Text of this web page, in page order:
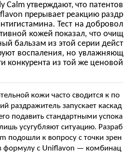
Calm утверждают, что патентов
прерывает реакцию раздр
Тест на добровол
кожей показал, что очищ
бальзам из этой серии дейст
воспаления, но увлажняющ
конкурента из той же ценовой
кожи часто сводится к по
раздражитель запускает каскад
подавить стандартными успока
усугубляют ситуацию. Разраб
подошли к вопросу с точки зрен
формулу с Uniflavon — комбинац